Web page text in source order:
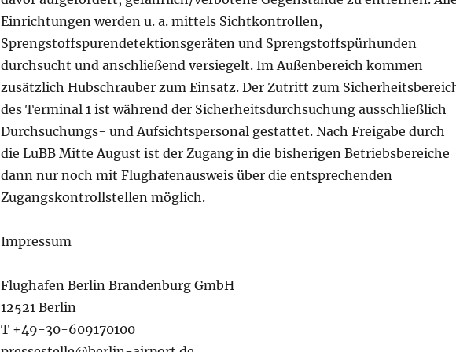
Einrichtungen werden u. a. mittels Sichtkontrollen,
Sprengstoffspurendetektionsgeräten und Sprengstoffspürhunden
durchsucht und anschließend versiegelt. Im Außenbereich kommen
zusätzlich Hubschrauber zum Einsatz. Der Zutritt zum
des Terminal 1 ist während der Sicherheitsdurchsuchung ausschließlich
Durchsuchungs- und Aufsichtspersonal gestattet. Nach Freigabe durch
die LuBB Mitte August ist der Zugang in die bisherigen Betriebsbereiche
dann nur noch mit Flughafenausweis über die entsprechenden
Zugangskontrollstellen möglich.
Impressum
Flughafen Berlin Brandenburg GmbH
12521 Berlin
T +49-30-609170100